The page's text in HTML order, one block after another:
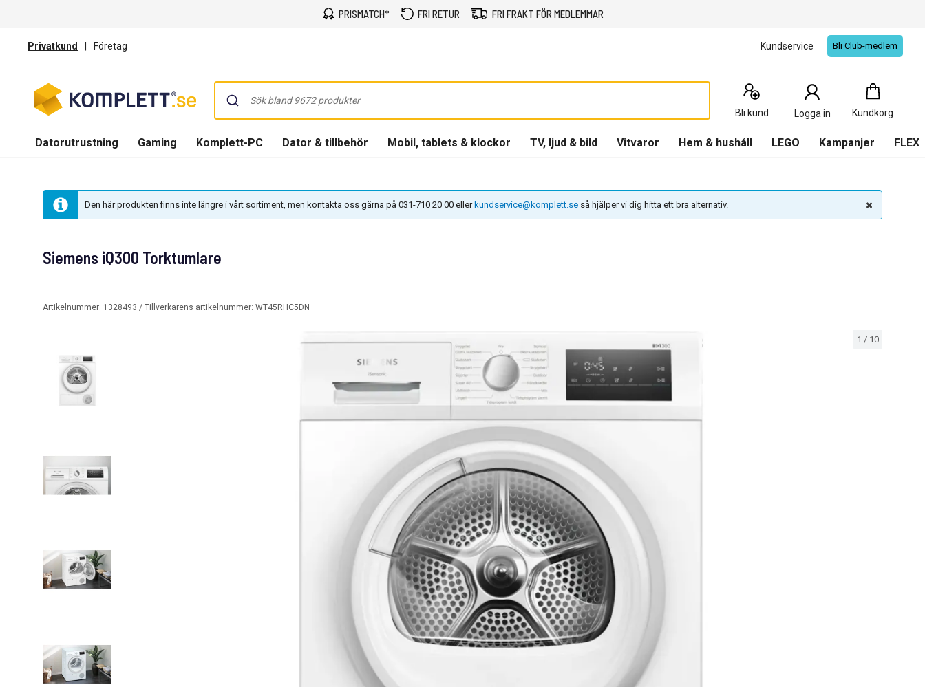
PRISMATCH* FRI RETUR FRI FRAKT FÖR MEDLEMMAR
Privatkund | Företag Kundservice Bli Club-medlem
Bli kund Logga in Kundkorg
Kundkorg
0
Produkter
Datorutrustning Gaming Komplett-PC Dator & tillbehör Mobil, tablets & klockor TV, ljud & bild Vitvaror Hem & hushåll LEGO Kampanjer FLEX
Den här produkten finns inte längre i vårt sortiment, men kontakta oss gärna på 031-710 20 00 eller kundservice@komplett.se så hjälper vi dig hitta ett bra alternativ.
1 / 10
Siemens iQ300 Torktumlare
Artikelnummer: 1328493 / Tillverkarens artikelnummer: WT45RHC5DN